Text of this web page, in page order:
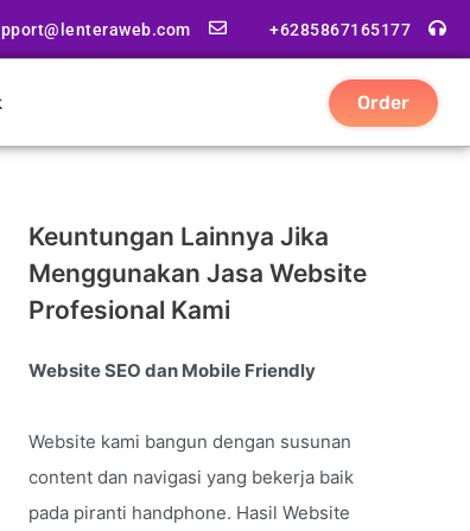
+6285867165177
Order
Keuntungan Lainnya Jika
Menggunakan Jasa Website
Profesional Kami
Website SEO dan Mobile Friendly
Website kami bangun dengan susunan
content dan navigasi yang bekerja baik
pada piranti handphone. Hasil Website